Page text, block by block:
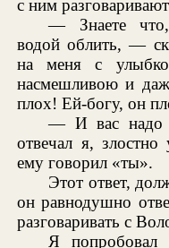
с ним
— Знаете что,
водой облить, —
на меня с
насмешливою и
плох! Ей-богу, он
— И вас надо
отвечал я,
ему говорил «ты».
Этот ответ,
он равнодушно
разговаривать с
Я попробовал